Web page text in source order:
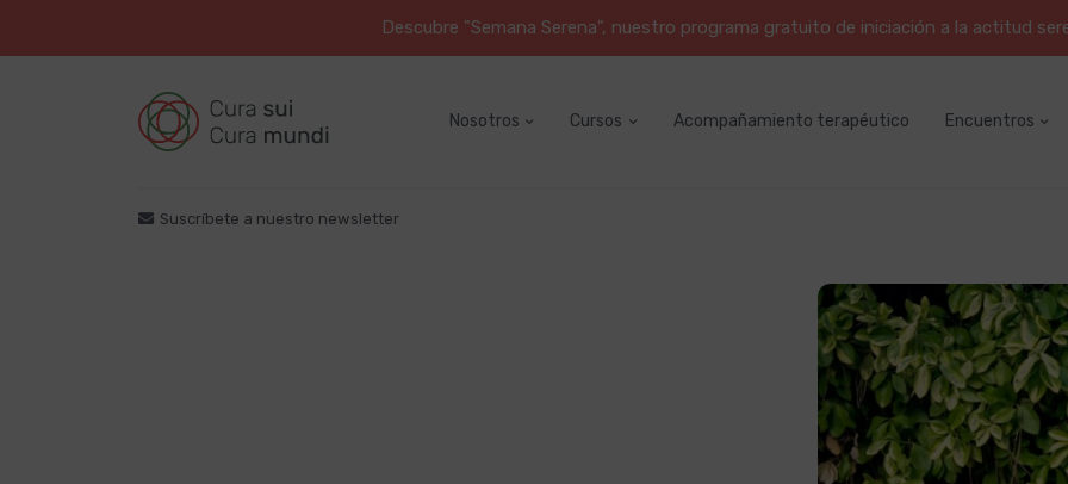
Descubre "Semana Serena", nuestro programa gratuito de iniciación a la actitud
Nosotros Cursos Acompañamiento terapéutico Encuentros
Suscríbete a nuestro newsletter